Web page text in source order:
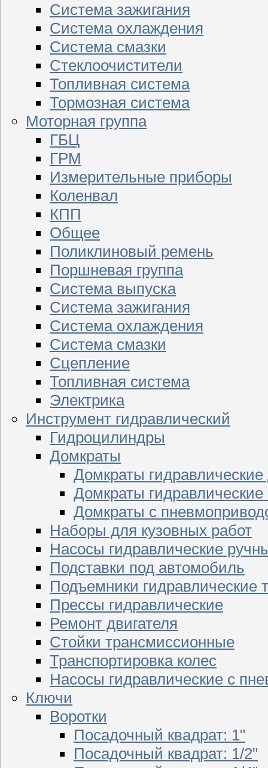
Система зажигания
Система охлаждения
Система смазки
Стеклоочистители
Топливная система
Тормозная система
Моторная группа
ГБЦ
ГРМ
Измерительные приборы
Коленвал
КПП
Общее
Поликлиновый ремень
Поршневая группа
Система выпуска
Система зажигания
Система охлаждения
Система смазки
Сцепление
Топливная система
Электрика
Инструмент гидравлический
Гидроцилиндры
Домкраты
Домкраты
Домкраты гидравлические
Домкраты с
Наборы для кузовных работ
Насосы гидравлические
Подставки под автомобиль
Подъемники гидравлические
Прессы гидравлические
Ремонт двигателя
Стойки трансмиссионные
Транспортировка колес
Насосы гидравлические с
Ключи
Воротки
Посадочный квадрат: 1"
Посадочный квадрат: 1/2"